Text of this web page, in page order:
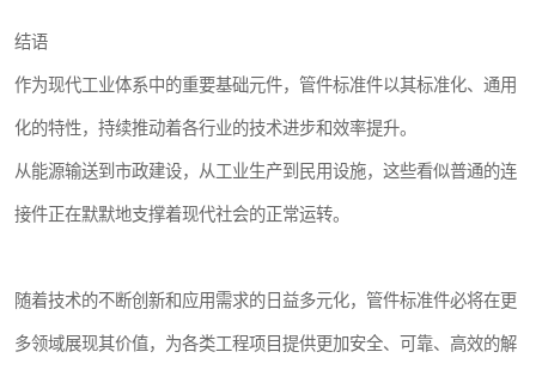
结语
作为现代工业体系中的重要基础元件，管件标准件以其标准化、通用
化的特性，持续推动着各行业的技术进步和效率提升。
从能源输送到市政建设，从工业生产到民用设施，这些看似普通的连
接件正在默默地支撑着现代社会的正常运转。
随着技术的不断创新和应用需求的日益多元化，管件标准件必将在更
多领域展现其价值，为各类工程项目提供更加安全、可靠、高效的解